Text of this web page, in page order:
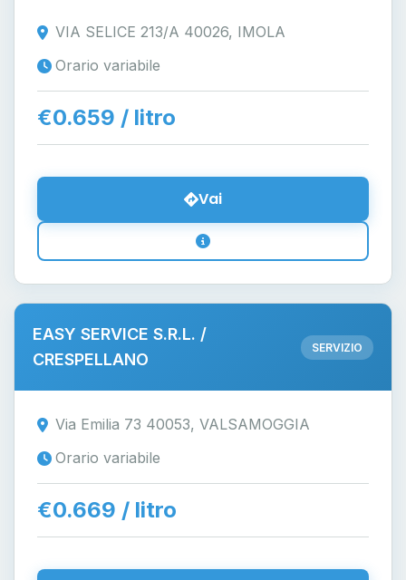
VIA SELICE 213/A 40026, IMOLA
Orario variabile
€0.659 / litro
Vai
EASY SERVICE S.R.L. /
CRESPELLANO
SERVIZIO
Via Emilia 73 40053, VALSAMOGGIA
Orario variabile
€0.669 / litro